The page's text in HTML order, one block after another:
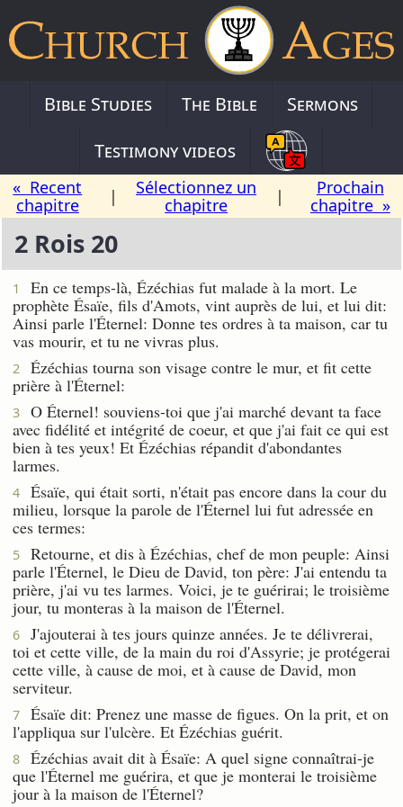
Bible Studies The Bible
Sermons
Testimony videos
« Recent
chapitre
|
Sélectionnez un
chapitre
|
Prochain
chapitre »
2 Rois 20
1
En ce temps-là, Ézéchias fut malade à la mort. Le
prophète Ésaïe, fils d'Amots, vint auprès de lui, et lui dit:
Ainsi parle l'Éternel: Donne tes ordres à ta maison, car tu
vas mourir, et tu ne vivras plus.
2
Ézéchias tourna son visage contre le mur, et fit cette
prière à l'Éternel:
3
O Éternel! souviens-toi que j'ai marché devant ta face
avec fidélité et intégrité de coeur, et que j'ai fait ce qui est
bien à tes yeux! Et Ézéchias répandit d'abondantes
larmes.
4
Ésaïe, qui était sorti, n'était pas encore dans la cour du
milieu, lorsque la parole de l'Éternel lui fut adressée en
ces termes:
5
Retourne, et dis à Ézéchias, chef de mon peuple: Ainsi
parle l'Éternel, le Dieu de David, ton père: J'ai entendu ta
prière, j'ai vu tes larmes. Voici, je te guérirai; le troisième
jour, tu monteras à la maison de l'Éternel.
6
J'ajouterai à tes jours quinze années. Je te délivrerai,
toi et cette ville, de la main du roi d'Assyrie; je protégerai
cette ville, à cause de moi, et à cause de David, mon
serviteur.
7
Ésaïe dit: Prenez une masse de figues. On la prit, et on
l'appliqua sur l'ulcère. Et Ézéchias guérit.
8
Ézéchias avait dit à Ésaïe: A quel signe connaîtrai-je
que l'Éternel me guérira, et que je monterai le troisième
jour à la maison de l'Éternel?